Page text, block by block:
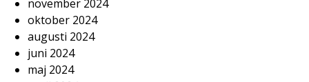
november 2024
oktober 2024
augusti 2024
juni 2024
maj 2024